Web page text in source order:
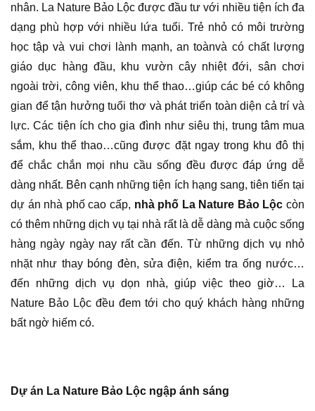
nhân. La Nature Bảo Lộc được đầu tư với nhiều tiện ích đa
dạng phù hợp với nhiều lứa tuổi. Trẻ nhỏ có môi trường
học tập và vui chơi lành mạnh, an toànvà có chất lượng
giáo dục hàng đầu, khu vườn cây nhiệt đới, sân chơi
ngoài trời, công viên, khu thể thao…giúp các bé có không
gian để tận hưởng tuổi thơ và phát triển toàn diện cả trí và
lực. Các tiện ích cho gia đình như siêu thị, trung tâm mua
sắm, khu thể thao…cũng được đặt ngay trong khu đô thị
để chắc chắn mọi nhu cầu sống đều được đáp ứng dễ
dàng nhất. Bên cạnh những tiện ích hạng sang, tiên tiến tại
dự án nhà phố cao cấp, nhà phố La Nature Bảo Lộc còn
có thêm những dịch vụ tại nhà rất là dễ dàng mà cuộc sống
hàng ngày ngày nay rất cần đến. Từ những dịch vụ nhỏ
nhặt như thay bóng đèn, sửa điện, kiểm tra ống nước…
đến những dịch vụ dọn nhà, giúp việc theo giờ… La
Nature Bảo Lộc đều đem tới cho quý khách hàng những
bất ngờ hiếm có.
Dự án La Nature Bảo Lộc ngập ánh sáng